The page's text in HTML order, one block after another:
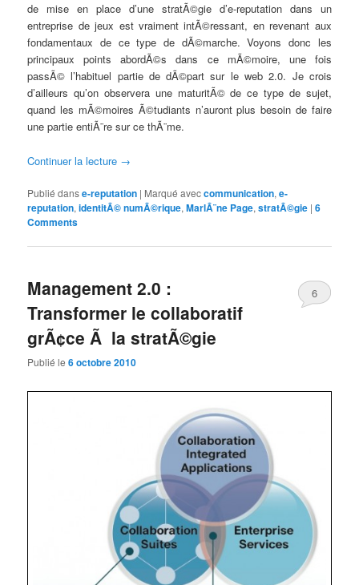
de mise en place d’une stratÃ©gie d’e-reputation dans un
entreprise de jeux est vraiment intÃ©ressant, en revenant aux
fondamentaux de ce type de dÃ©marche. Voyons donc les
principaux points abordÃ©s dans ce mÃ©moire, une fois
passÃ© l’habituel partie de dÃ©part sur le web 2.0. Je crois
d’ailleurs qu’on observera une maturitÃ© de ce type de sujet,
quand les mÃ©moires Ã©tudiants n’auront plus besoin de faire
une partie entiÃ¨re sur ce thÃ¨me.
Continuer la lecture →
Publié danse-reputation | Marqué aveccommunication,e-
reputation,identitÃ© numÃ©rique,MarlÃ¨ne Page,stratÃ©gie |6
Comments
Management 2.0 :
Transformer le collaboratif
grÃ¢ce Ã la stratÃ©gie
Publié le6 octobre 2010
6